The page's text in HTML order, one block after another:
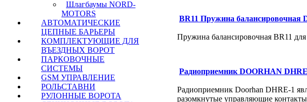
Шлагбаумы NORD-
MOTORS
АВТОМАТИЧЕСКИЕ
ЦЕПНЫЕ БАРЬЕРЫ
КОМПЛЕКТУЮЩИЕ ДЛЯ
ВЪЕЗДНЫХ ВОРОТ
ПАРКОВОЧНЫЕ
СИСТЕМЫ
GSM УПРАВЛЕНИЕ
РОЛЬСТАВНИ
РУЛОННЫЕ ВОРОТА
BR11 Пружина
Пружина балансировочная BR11
Радиоприемник DOORHAN
Радиоприемник Doorhan DHRE-1
разомкнутые управляющие